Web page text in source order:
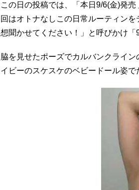
この日の投稿では、「本日9/6(金)発
回はオトナなしこの日常ルーティン
想聞かせてください！」と呼びかけ「
脇を見せたポーズでカルバンクライ
イビーのスケスケのベビードール姿